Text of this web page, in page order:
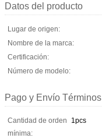
Datos del producto
Lugar de origen:
Nombre de la marca:
Certificación:
Número de modelo:
Pago y Envío Términos
Cantidad de orden
mínima:
1pcs